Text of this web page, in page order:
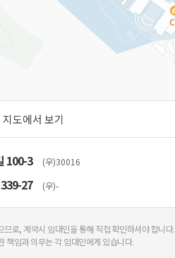
지도에서 보기
100-3 (우)30016
27 (우)-
로, 계약시 임대인을 통해 직접 확인하셔야 합니다.
책임과 의무는 각 임대인에게 있습니다.